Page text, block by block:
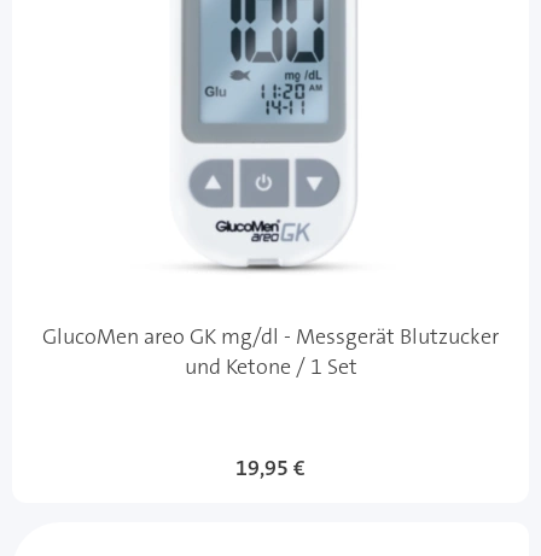
GlucoMen areo GK mg/dl - Messgerät Blutzucker
und Ketone / 1 Set
19,95 €